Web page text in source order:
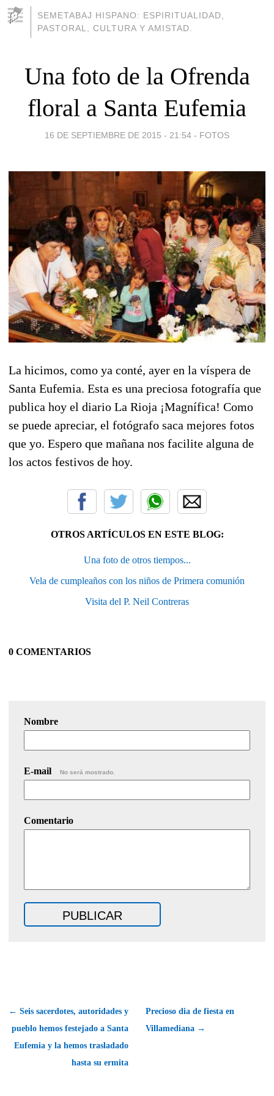
SEMETABAJ HISPANO: ESPIRITUALIDAD,
PASTORAL, CULTURA Y AMISTAD.
Una foto de la Ofrenda
floral a Santa Eufemia
16 DE SEPTIEMBRE DE 2015 - 21:54 - FOTOS
La hicimos, como ya conté, ayer en la víspera de
Santa Eufemia. Esta es una preciosa fotografía que
publica hoy el diario La Rioja ¡Magnífica! Como
se puede apreciar, el fotógrafo saca mejores fotos
que yo. Espero que mañana nos facilite alguna de
los actos festivos de hoy.
OTROS ARTÍCULOS EN ESTE BLOG:
Una foto de otros tiempos...
Vela de cumpleaños con los niños de Primera comunión
Visita del P. Neil Contreras
0 COMENTARIOS
Nombre
E-mail No será mostrado.
Comentario
← Seis sacerdotes, autoridades y
pueblo hemos festejado a Santa
Eufemia y la hemos trasladado
hasta su ermita
Precioso dia de fiesta en
Villamediana →